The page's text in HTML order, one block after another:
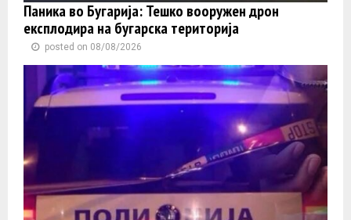
Паника во Бугарија: Тешко вооружен дрон
експлодира на бугарска територија
posted on 08/08/2026